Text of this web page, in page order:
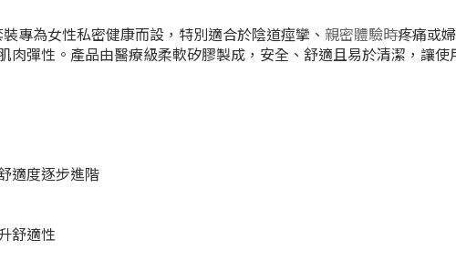
專為女性私密健康而設，特別適合於陰道痙攣、 親密體驗時疼痛或
肉彈性。產品由醫療級柔軟矽膠製成，安全、舒適且易於清潔，讓使
適度逐步進階
舒適性